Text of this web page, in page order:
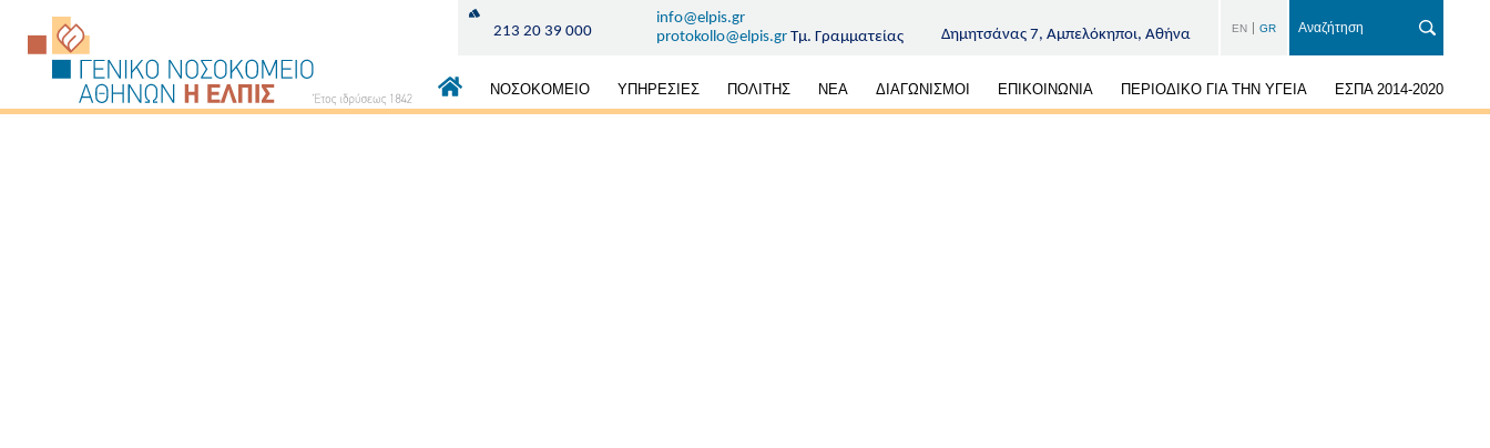
213 20 39 000
info@elpis.gr
protokollo@elpis.gr Τμ. Γραμματείας Δημητσάνας 7, Αμπελόκηποι, Αθήνα EN GR
Κεντρική
πλοήγηση
ΝΟΣΟΚΟΜΕΙΟ ΥΠΗΡΕΣΙΕΣ ΠΟΛΙΤΗΣ ΝΕΑ ΔΙΑΓΩΝΙΣΜΟΙ ΕΠΙΚΟΙΝΩΝΙΑ ΠΕΡΙΟΔΙΚΟ ΓΙΑ ΤΗΝ ΥΓΕΙΑ ΕΣΠΑ 2014-2020